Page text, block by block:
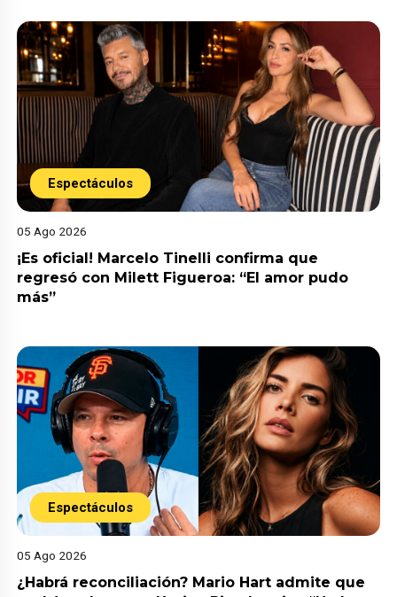
Espectáculos
05 Ago 2026
¡Es oficial! Marcelo Tinelli confirma que
regresó con Milett Figueroa: “El amor pudo
más”
Espectáculos
05 Ago 2026
¿Habrá reconciliación? Mario Hart admite que